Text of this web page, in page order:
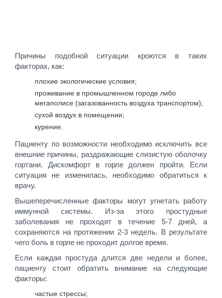
Причины подобной ситуации кроются в таких
факторах, как:
плохие экологические условия;
проживание в промышленном городе либо
мегаполисе (загазованность воздуха транспортом);
сухой воздух в помещении;
курение.
Пациенту по возможности необходимо исключить все
внешние причины, раздражающие слизистую оболочку
гортани. Дискомфорт в горле должен пройти. Если
ситуация не изменилась, необходимо обратиться к
врачу.
Вышеперечисленные факторы могут угнетать работу
иммунной системы. Из-за этого простудные
заболевания не проходят в течение 5-7 дней, а
сохраняются на протяжении 2-3 недель. В результате
чего боль в горле не проходит долгое время.
Если каждая простуда длится две недели и более,
пациенту стоит обратить внимание на следующие
факторы:
частые стрессы;